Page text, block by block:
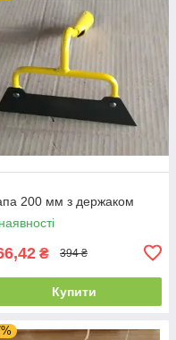
200 мм з держаком
₴ 394 ₴
Купити